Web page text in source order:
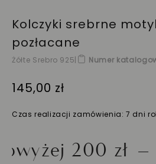
Kolczyki srebrne
pozłacane
Żółte Srebro 925 Numer
145,00 zł
Czas realizacji zamówienia: 7 dni
200 zł